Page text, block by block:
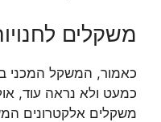
משקלים
כאמור, המשקל המכני
כמעט ולא נראה עוד,
משקלים אלקטרונים